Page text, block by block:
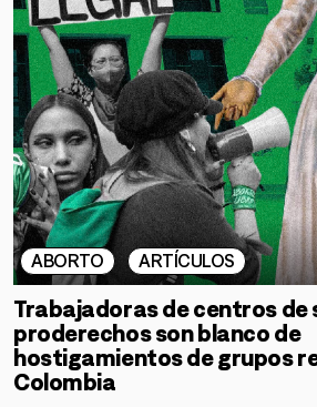
ABORTO ARTÍCULOS
Trabajadoras de centros de
proderechos son blanco de
hostigamientos de grupos
Colombia